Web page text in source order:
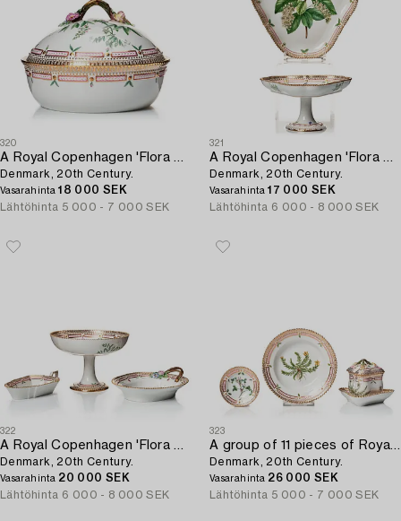
320
A Royal Copenhagen 'Flora Danica' vegetable tureen with cover,
Denmark, 20th Century.
Vasarahinta18 000 SEK
Lähtöhinta 5 000 - 7 000 SEK
321
A Royal Copenhagen 'Flora Danica' tazza and serving dish,
Denmark, 20th Century.
Vasarahinta17 000 SEK
Lähtöhinta 6 000 - 8 000 SEK
322
A Royal Copenhagen 'Flora Danica' tazza and two serving dishes,
Denmark, 20th Century.
Vasarahinta 20 000 SEK
Lähtöhinta 6 000 - 8 000 SEK
323
A group of 11 pieces of Royal Copenhagen "Flora Danica",
Denmark, 20th Century.
Vasarahinta 26 000 SEK
Lähtöhinta 5 000 - 7 000 SEK